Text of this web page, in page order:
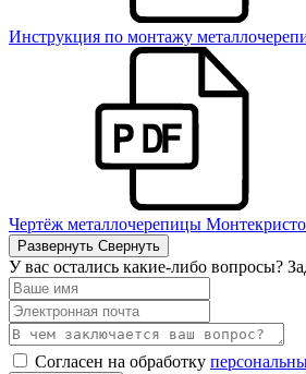
Инструкция по монтажу
Чертёж металлочерепицы Монтекристо
Развернуть Свернуть
У вас остались какие-либо вопросы?
Согласен на обработку